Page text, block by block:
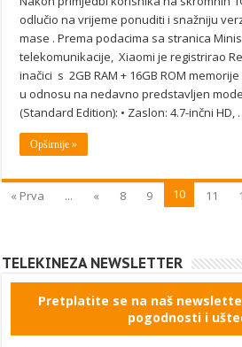
odlučio na vrijeme ponuditi i snažniju
mase . Prema podacima sa stranica
telekomunikacije, Xiaomi je registrirao
inačici s 2GB RAM + 16GB ROM
u odnosu na nedavno predstavljen
(Standard Edition): • Zaslon: 4.7-inčni HD,
Opširnije »
« Prva ... « 8 9 10 11
TELEKINEZA NEWSLETTER
Pretplatite se na naš
pogodnosti i